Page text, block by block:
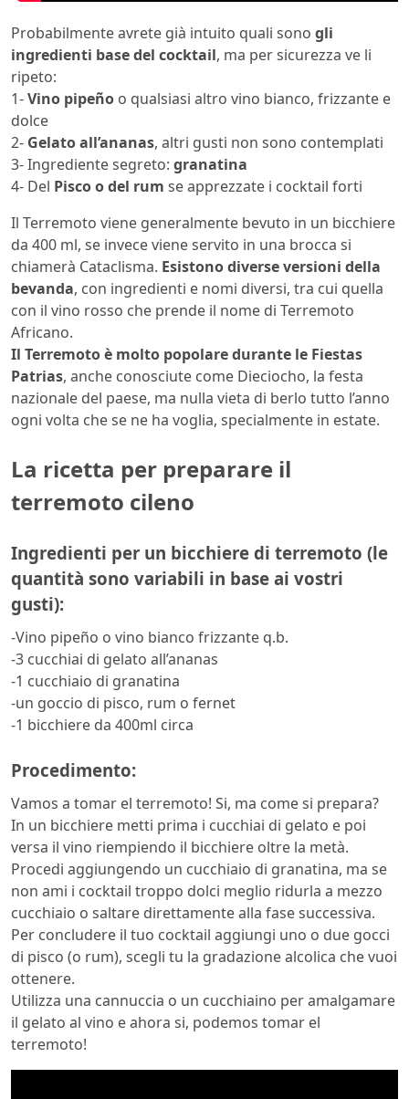
Probabilmente avrete già intuito quali sono gli
ingredienti base del cocktail, ma per sicurezza ve li
ripeto:
1-Vino pipeño o qualsiasi altro vino bianco, frizzante e
dolce
2- Gelato all’ananas, altri gusti non sono contemplati
3- Ingrediente segreto: granatina
4- Del Pisco o del rum se apprezzate i cocktail forti
Il Terremoto viene generalmente bevuto in un bicchiere
da 400 ml, se invece viene servito in una brocca si
chiamerà Cataclisma. Esistono diverse versioni della
bevanda, con ingredienti e nomi diversi, tra cui quella
con il vino rosso che prende il nome di Terremoto
Africano.
Il Terremoto è molto popolare durante le Fiestas
Patrias, anche conosciute come Dieciocho, la festa
nazionale del paese, ma nulla vieta di berlo tutto l’anno
ogni volta che se ne ha voglia, specialmente in estate.
La ricetta per preparare il
terremoto cileno
Ingredienti per un bicchiere di terremoto (le
quantità sono variabili in base ai vostri
gusti):
-Vino pipeño o vino bianco frizzante q.b.
-3 cucchiai di gelato all’ananas
-1 cucchiaio di granatina
-un goccio di pisco, rum o fernet
-1 bicchiere da 400ml circa
Procedimento:
Vamos a tomar el terremoto! Si, ma come si prepara?
In un bicchiere metti prima i cucchiai di gelato e poi
versa il vino riempiendo il bicchiere oltre la metà.
Procedi aggiungendo un cucchiaio di granatina, ma se
non ami i cocktail troppo dolci meglio ridurla a mezzo
cucchiaio o saltare direttamente alla fase successiva.
Per concludere il tuo cocktail aggiungi uno o due gocci
di pisco (o rum), scegli tu la gradazione alcolica che vuoi
ottenere.
Utilizza una cannuccia o un cucchiaino per amalgamare
il gelato al vino e ahora si, podemos tomar el
terremoto!